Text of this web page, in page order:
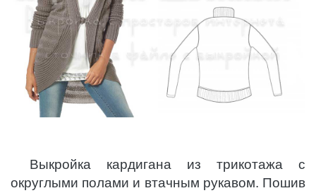
Выкройка кардигана из трикотажа с
округлыми полами и втачным рукавом. Пошив